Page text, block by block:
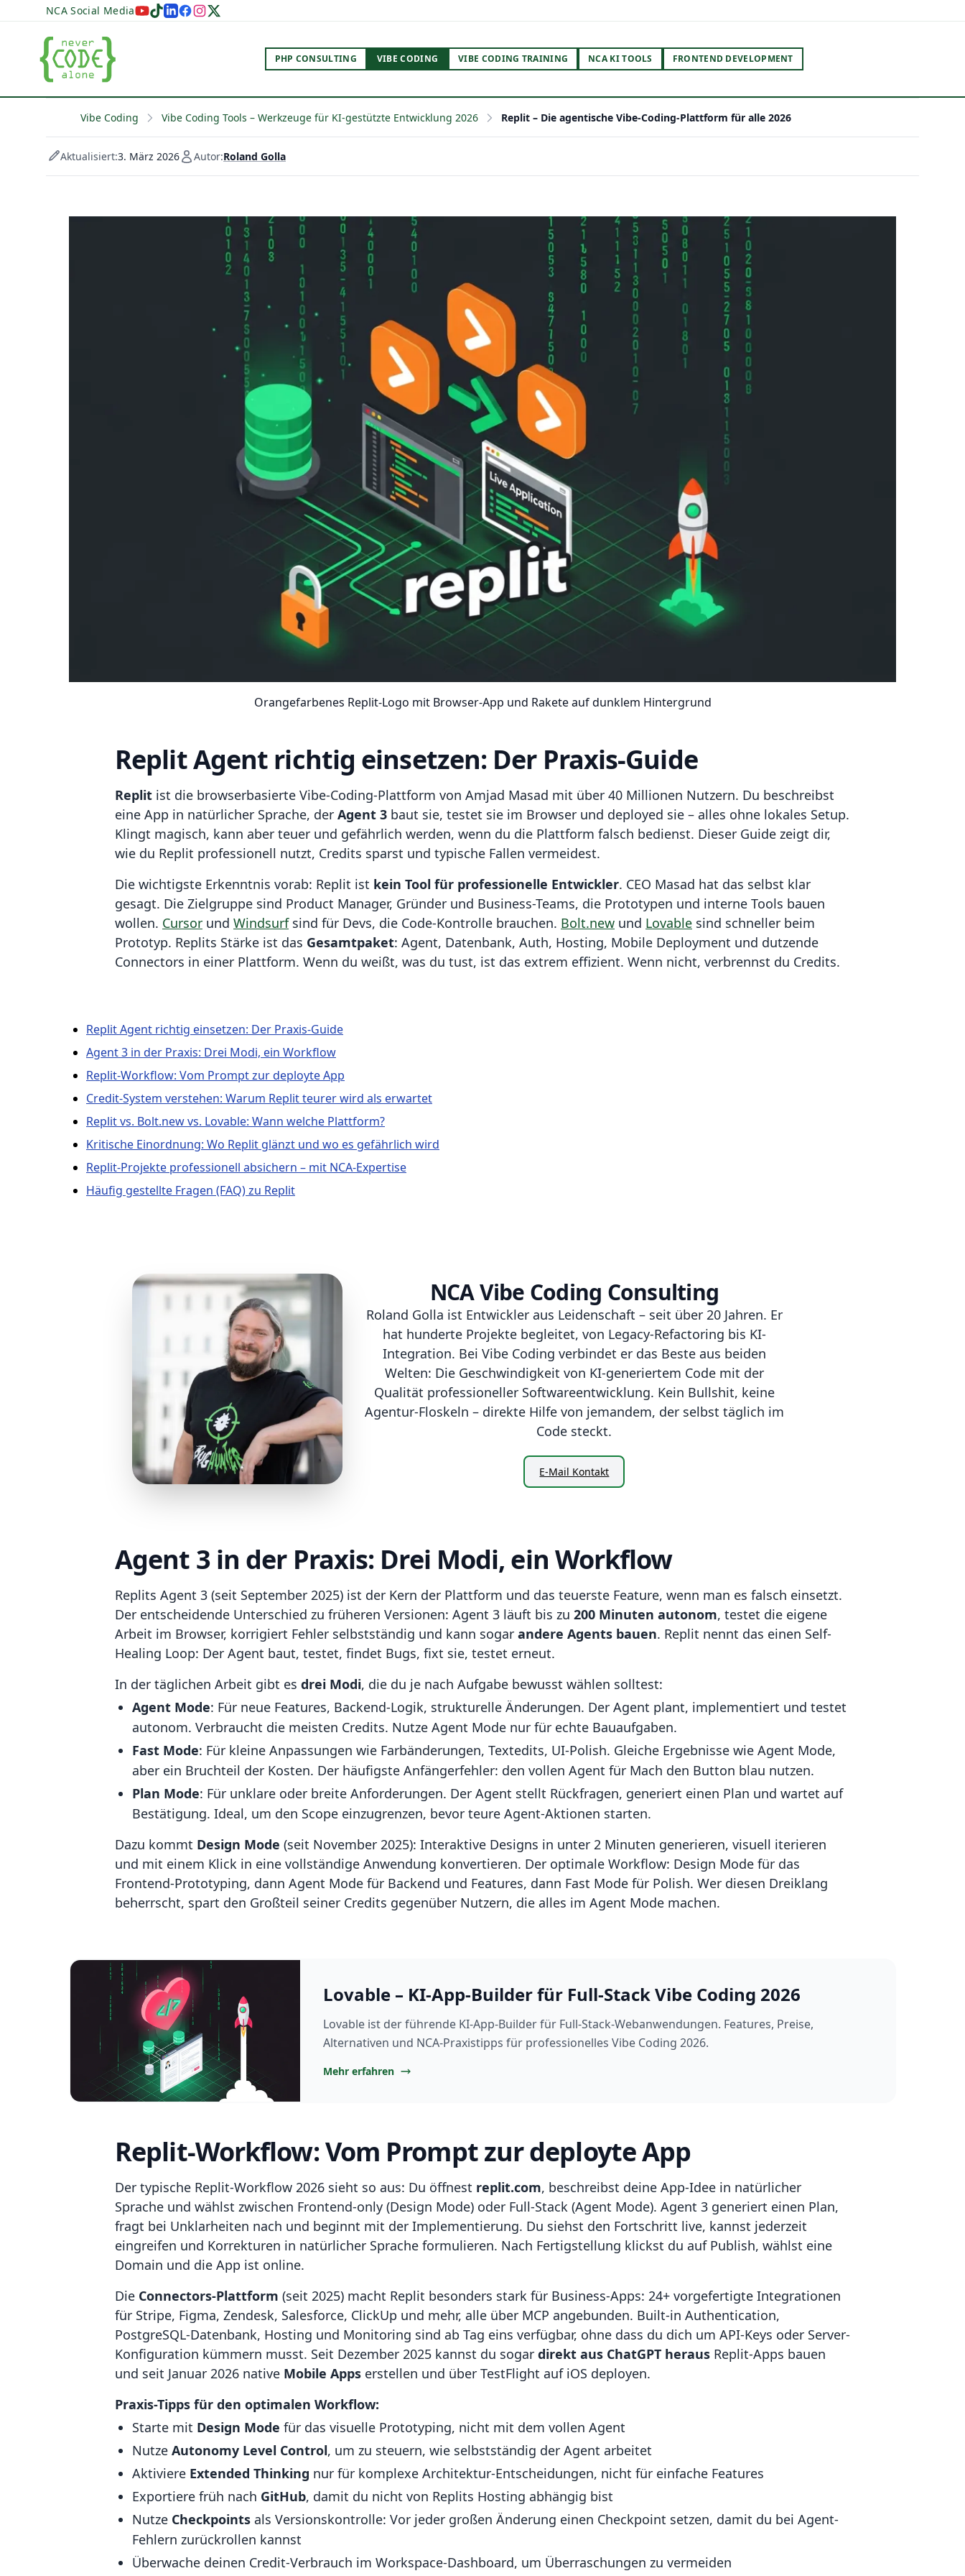
NCA Social Media
PHP CONSULTING VIBE CODING VIBE CODING TRAINING NCA KI TOOLS FRONTEND DEVELOPMENT
Vibe Coding Vibe Coding Tools – Werkzeuge für KI-gestützte Entwicklung 2026 Replit – Die agentische Vibe-Coding-Plattform für alle 2026
Aktualisiert:3. März 2026 Autor:Roland Golla
Orangefarbenes Replit-Logo mit Browser-App und Rakete auf dunklem Hintergrund
Replit Agent richtig einsetzen: Der Praxis-Guide
Replit ist die browserbasierte Vibe-Coding-Plattform von Amjad Masad mit über 40 Millionen Nutzern. Du beschreibst
eine App in natürlicher Sprache, der Agent 3 baut sie, testet sie im Browser und deployed sie – alles ohne lokales Setup.
Klingt magisch, kann aber teuer und gefährlich werden, wenn du die Plattform falsch bedienst. Dieser Guide zeigt dir,
wie du Replit professionell nutzt, Credits sparst und typische Fallen vermeidest.
Die wichtigste Erkenntnis vorab: Replit ist kein Tool für professionelle Entwickler. CEO Masad hat das selbst klar
gesagt. Die Zielgruppe sind Product Manager, Gründer und Business-Teams, die Prototypen und interne Tools bauen
wollen. Cursor und Windsurfsind für Devs, die Code-Kontrolle brauchen. Bolt.new und Lovable sind schneller beim
Prototyp. Replits Stärke ist das Gesamtpaket: Agent, Datenbank, Auth, Hosting, Mobile Deployment und dutzende
Connectors in einer Plattform. Wenn du weißt, was du tust, ist das extrem effizient. Wenn nicht, verbrennst du Credits.
Replit Agent richtig einsetzen: Der Praxis-Guide
Agent 3 in der Praxis: Drei Modi, ein Workflow
Replit-Workflow: Vom Prompt zur deployte App
Credit-System verstehen: Warum Replit teurer wird als erwartet
Replit vs. Bolt.new vs. Lovable: Wann welche Plattform?
Kritische Einordnung: Wo Replit glänzt und wo es gefährlich wird
Replit-Projekte professionell absichern – mit NCA-Expertise
Häufig gestellte Fragen (FAQ) zu Replit
NCA Vibe Coding Consulting
Roland Golla ist Entwickler aus Leidenschaft – seit über 20 Jahren. Er
hat hunderte Projekte begleitet, von Legacy-Refactoring bis KI-
Integration. Bei Vibe Coding verbindet er das Beste aus beiden
Welten: Die Geschwindigkeit von KI-generiertem Code mit der
Qualität professioneller Softwareentwicklung. Kein Bullshit, keine
Agentur-Floskeln – direkte Hilfe von jemandem, der selbst täglich im
Code steckt.
E-Mail Kontakt
Agent 3 in der Praxis: Drei Modi, ein Workflow
Replits Agent 3 (seit September 2025) ist der Kern der Plattform und das teuerste Feature, wenn man es falsch einsetzt.
Der entscheidende Unterschied zu früheren Versionen: Agent 3 läuft bis zu 200 Minuten autonom, testet die eigene
Arbeit im Browser, korrigiert Fehler selbstständig und kann sogar andere Agents bauen. Replit nennt das einen Self-
Healing Loop: Der Agent baut, testet, findet Bugs, fixt sie, testet erneut.
In der täglichen Arbeit gibt es drei Modi, die du je nach Aufgabe bewusst wählen solltest:
Agent Mode: Für neue Features, Backend-Logik, strukturelle Änderungen. Der Agent plant, implementiert und testet
autonom. Verbraucht die meisten Credits. Nutze Agent Mode nur für echte Bauaufgaben.
Fast Mode: Für kleine Anpassungen wie Farbänderungen, Textedits, UI-Polish. Gleiche Ergebnisse wie Agent Mode,
aber ein Bruchteil der Kosten. Der häufigste Anfängerfehler: den vollen Agent für Mach den Button blau nutzen.
Plan Mode: Für unklare oder breite Anforderungen. Der Agent stellt Rückfragen, generiert einen Plan und wartet auf
Bestätigung. Ideal, um den Scope einzugrenzen, bevor teure Agent-Aktionen starten.
Dazu kommt Design Mode (seit November 2025): Interaktive Designs in unter 2 Minuten generieren, visuell iterieren
und mit einem Klick in eine vollständige Anwendung konvertieren. Der optimale Workflow: Design Mode für das
Frontend-Prototyping, dann Agent Mode für Backend und Features, dann Fast Mode für Polish. Wer diesen Dreiklang
beherrscht, spart den Großteil seiner Credits gegenüber Nutzern, die alles im Agent Mode machen.
Lovable – KI-App-Builder für Full-Stack Vibe Coding 2026
Lovable ist der führende KI-App-Builder für Full-Stack-Webanwendungen. Features, Preise,
Alternativen und NCA-Praxistipps für professionelles Vibe Coding 2026.
Mehr erfahren
Replit-Workflow: Vom Prompt zur deployte App
Der typische Replit-Workflow 2026 sieht so aus: Du öffnest replit.com, beschreibst deine App-Idee in natürlicher
Sprache und wählst zwischen Frontend-only (Design Mode) oder Full-Stack (Agent Mode). Agent 3 generiert einen Plan,
fragt bei Unklarheiten nach und beginnt mit der Implementierung. Du siehst den Fortschritt live, kannst jederzeit
eingreifen und Korrekturen in natürlicher Sprache formulieren. Nach Fertigstellung klickst du auf Publish, wählst eine
Domain und die App ist online.
Die Connectors-Plattform (seit 2025) macht Replit besonders stark für Business-Apps: 24+ vorgefertigte Integrationen
für Stripe, Figma, Zendesk, Salesforce, ClickUp und mehr, alle über MCP angebunden. Built-in Authentication,
PostgreSQL-Datenbank, Hosting und Monitoring sind ab Tag eins verfügbar, ohne dass du dich um API-Keys oder Server-
Konfiguration kümmern musst. Seit Dezember 2025 kannst du sogar direkt aus ChatGPT heraus Replit-Apps bauen
und seit Januar 2026 native Mobile Apps erstellen und über TestFlight auf iOS deployen.
Praxis-Tipps für den optimalen Workflow:
Starte mit Design Mode für das visuelle Prototyping, nicht mit dem vollen Agent
Nutze Autonomy Level Control, um zu steuern, wie selbstständig der Agent arbeitet
Aktiviere Extended Thinking nur für komplexe Architektur-Entscheidungen, nicht für einfache Features
Exportiere früh nach GitHub, damit du nicht von Replits Hosting abhängig bist
Nutze Checkpoints als Versionskontrolle: Vor jeder großen Änderung einen Checkpoint setzen, damit du bei Agent-
Fehlern zurückrollen kannst
Überwache deinen Credit-Verbrauch im Workspace-Dashboard, um Überraschungen zu vermeiden